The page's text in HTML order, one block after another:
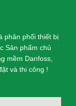
phân phối thiết bị
Sản phẩm chủ
mềm Danfoss,
và thi công !